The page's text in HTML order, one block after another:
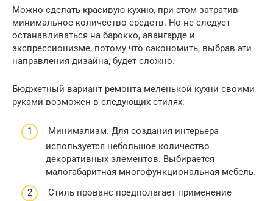
Можно сделать красивую кухню, при этом затратив
минимальное количество средств. Но не следует
останавливаться на барокко, авангарде и
экспрессионизме, потому что сэкономить, выбрав эти
направления дизайна, будет сложно.
Бюджетный вариант ремонта меленькой кухни своими
руками возможен в следующих стилях:
Минимализм. Для создания интерьера
используется небольшое количество
декоративных элементов. Выбирается
малогабаритная многофункциональная мебель.
Стиль прованс предполагает применение